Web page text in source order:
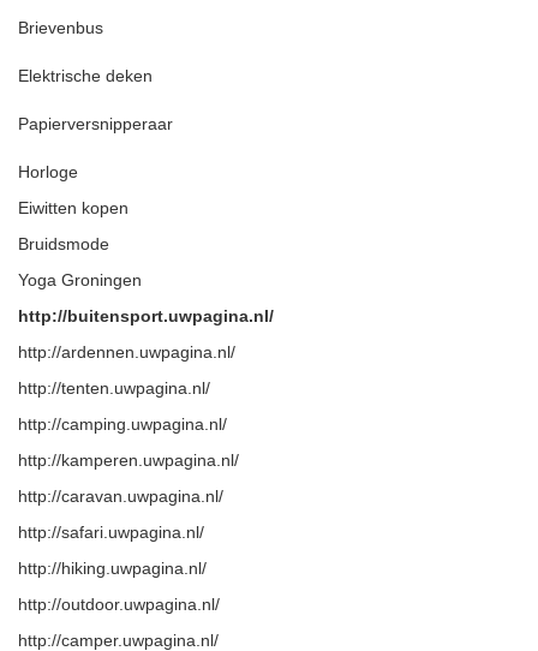
Brievenbus
Elektrische deken
Papierversnipperaar
Horloge
Eiwitten kopen
Bruidsmode
Yoga Groningen
http://buitensport.uwpagina.nl/
http://ardennen.uwpagina.nl/
http://tenten.uwpagina.nl/
http://camping.uwpagina.nl/
http://kamperen.uwpagina.nl/
http://caravan.uwpagina.nl/
http://safari.uwpagina.nl/
http://hiking.uwpagina.nl/
http://outdoor.uwpagina.nl/
http://camper.uwpagina.nl/